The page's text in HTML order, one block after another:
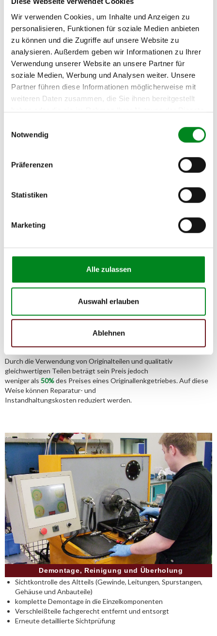
Wir verwenden Cookies, um Inhalte und Anzeigen zu
personalisieren, Funktionen für soziale Medien anbieten
zu können und die Zugriffe auf unsere Website zu
analysieren. Außerdem geben wir Informationen zu Ihrer
Verwendung unserer Website an unsere Partner für
soziale Medien, Werbung und Analysen weiter. Unsere
Partner führen diese Informationen möglicherweise mit
weiteren Daten zusammen, die Sie ihnen bereitgestellt
haben oder die sie im Rahmen Ihrer Nutzung der Dienste
Notwendig
Präferenzen
Statistiken
Marketing
Alle zulassen
Auswahl erlauben
Ablehnen
Support kontaktieren (Chat, Telefon oder E-Mail).
Wir benötigen folgende Fahrzeugdaten:
Schlüsselnummer
Fahrgestellnummer
Passendes Fahrzeug nicht dabei?
Fahrzeug-Suche für AT-Lenkgetriebe»
Oder einfachim Chat nachfragen.
Hersteller/EU Verantwortliche
Hersteller
TMC Turbolader Manufaktur Coesfeld
Telefon:
Aufbereitungsprozess unserer
Durch die Verwendung von Originalteilen und qualitativ
gleichwertigen Teilen beträgt sein Preis jedoch
weniger als 50%des Preises eines Originallenkgetriebes. Auf diese
Weise können Reparatur- und
Instandhaltungskosten reduziert werden.
Demontage, Reinigung und Überholung
Sichtkontrolle des Altteils (Gewinde, Leitungen, Spurstangen,
Gehäuse und Anbauteile)
komplette Demontage in die Einzelkomponenten
Verschleißteile fachgerecht entfernt und entsorgt
Erneute detaillierte Sichtprüfung